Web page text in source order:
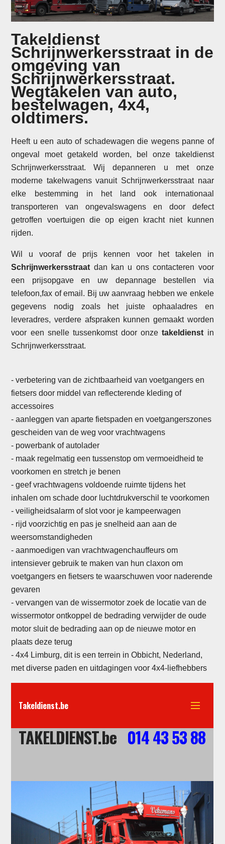
Takeldienst
Schrijnwerkersstraat in de
omgeving van
Schrijnwerkersstraat.
Wegtakelen van auto,
bestelwagen, 4x4,
oldtimers.
Heeft u een auto of schadewagen die wegens panne of
ongeval moet getakeld worden, bel onze takeldienst
Schrijnwerkersstraat. Wij depanneren u met onze
moderne takelwagens vanuit Schrijnwerkersstraat naar
elke bestemming in het land ook internationaal
transporteren van ongevalswagens en door defect
getroffen voertuigen die op eigen kracht niet kunnen
rijden.
Wil u vooraf de prijs kennen voor het takelen in
Schrijnwerkersstraat dan kan u ons contacteren voor
een prijsopgave en uw depannage bestellen via
telefoon,fax of email. Bij uw aanvraag hebben we enkele
gegevens nodig zoals het juiste ophaaladres en
leveradres, verdere afspraken kunnen gemaakt worden
voor een snelle tussenkomst door onzetakeldienst in
Schrijnwerkersstraat.
- verbetering van de zichtbaarheid van voetgangers en
fietsers door middel van reflecterende kleding of
accessoires
- aanleggen van aparte fietspaden en voetgangerszones
gescheiden van de weg voor vrachtwagens
- powerbank of autolader
- maak regelmatig een tussenstop om vermoeidheid te
voorkomen en stretch je benen
- geef vrachtwagens voldoende ruimte tijdens het
inhalen om schade door luchtdrukverschil te voorkomen
- veiligheidsalarm of slot voor je kampeerwagen
- rijd voorzichtig en pas je snelheid aan aan de
weersomstandigheden
- aanmoedigen van vrachtwagenchauffeurs om
intensiever gebruik te maken van hun claxon om
voetgangers en fietsers te waarschuwen voor naderende
gevaren
-vervangen van de wissermotor zoek de locatie van de
wissermotor ontkoppel de bedrading verwijder de oude
motor sluit de bedrading aan op de nieuwe motor en
plaats deze terug
- 4x4 Limburg, dit is een terrein in Obbicht, Nederland,
met diverse paden en uitdagingen voor 4x4-liefhebbers